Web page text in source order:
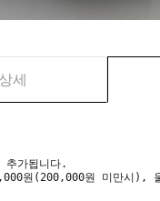
세
추가됩니다.
원(200,000원 미만시),